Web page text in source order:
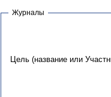
Журналы
Цель (название или